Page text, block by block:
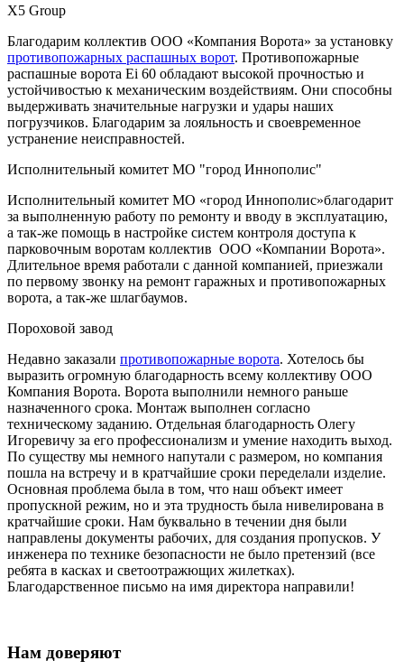
Х5 Group
Благодарим коллектив ООО «Компания Ворота» за установку
противопожарных распашных ворот. Противопожарные
распашные ворота Ei 60 обладают высокой прочностью и
устойчивостью к механическим воздействиям. Они способны
выдерживать значительные нагрузки и удары наших
погрузчиков. Благодарим за лояльность и своевременное
устранение неисправностей.
Исполнительный комитет МО "город Иннополис"
Исполнительный комитет МО «город Иннополис»благодарит
за выполненную работу по ремонту и вводу в эксплуатацию,
а так-же помощь в настройке систем контроля доступа к
парковочным воротам коллектив ООО «Компании Ворота».
Длительное время работали с данной компанией, приезжали
по первому звонку на ремонт гаражных и противопожарных
ворота, а так-же шлагбаумов.
Пороховой завод
Недавно заказали противопожарные ворота. Хотелось бы
выразить огромную благодарность всему коллективу ООО
Компания Ворота. Ворота выполнили немного раньше
назначенного срока. Монтаж выполнен согласно
техническому заданию. Отдельная благодарность Олегу
Игоревичу за его профессионализм и умение находить выход.
По существу мы немного напутали с размером, но компания
пошла на встречу и в кратчайшие сроки переделали изделие.
Основная проблема была в том, что наш объект имеет
пропускной режим, но и эта трудность была нивелирована в
кратчайшие сроки. Нам буквально в течении дня были
направлены документы рабочих, для создания пропусков. У
инженера по технике безопасности не было претензий (все
ребята в касках и светоотражющих жилетках).
Благодарственное письмо на имя директора направили!
Нам доверяют